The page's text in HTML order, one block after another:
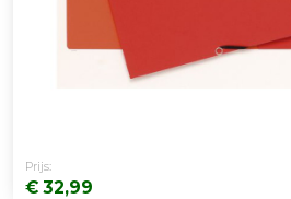
Prijs:
€ 32,99